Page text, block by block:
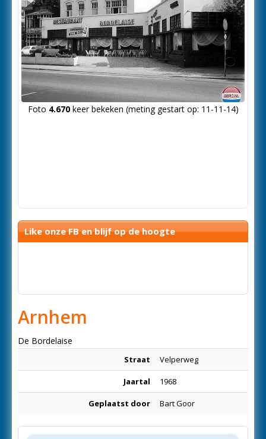
Foto 4.670keer bekeken (meting gestart op: 11-11-14)
Like onze FB en blijf op de hoogte
Arnhem
De Bordelaise
Straat Velperweg
Jaartal 1968
Geplaatst door Bart Goor